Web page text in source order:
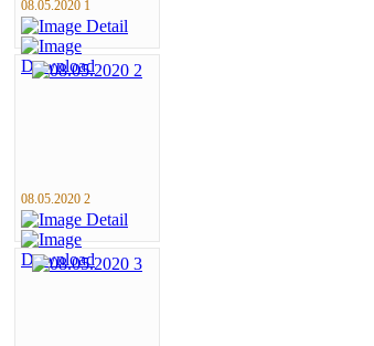
08.05.2020 1
08.05.2020 2